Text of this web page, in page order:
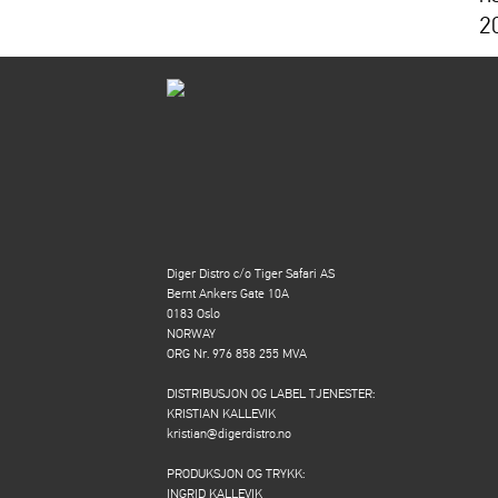
Diger Distro c/o Tiger Safari AS
Bernt Ankers Gate 10A
0183 Oslo
NORWAY
ORG Nr. 976 858 255 MVA
DISTRIBUSJON OG LABEL TJENESTER:
KRISTIAN KALLEVIK
kristian@digerdistro.no
PRODUKSJON OG TRYKK:
INGRID KALLEVIK